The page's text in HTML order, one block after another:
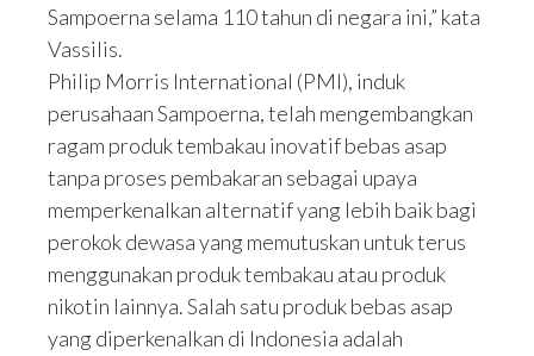
Sampoerna selama 110 tahun di negara ini,” kata
Vassilis.
Philip Morris International (PMI), induk
perusahaan Sampoerna, telah mengembangkan
ragam produk tembakau inovatif bebas asap
tanpa proses pembakaran sebagai upaya
memperkenalkan alternatif yang lebih baik bagi
perokok dewasa yang memutuskan untuk terus
menggunakan produk tembakau atau produk
nikotin lainnya. Salah satu produk bebas asap
yang diperkenalkan di Indonesia adalah